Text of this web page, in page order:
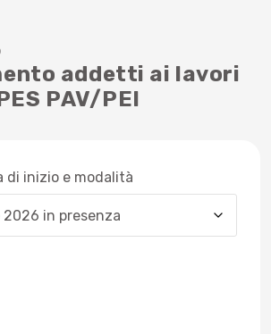
addetti ai lavori
PAV/PEI
di inizio e modalità